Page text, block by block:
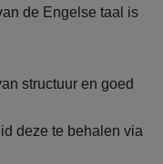
de Engelse taal is
structuur en goed
deze te behalen via